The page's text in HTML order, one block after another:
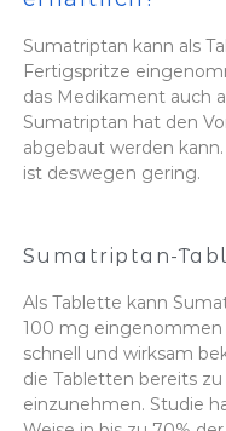
Sumatriptan kann als
Fertigspritze
das Medikament auch
Sumatriptan hat den
abgebaut werden
ist deswegen gering.
Sumatriptan-
Als Tablette kann
100 mg eingenommen
schnell und wirksam
die Tabletten bereits
einzunehmen. Studie